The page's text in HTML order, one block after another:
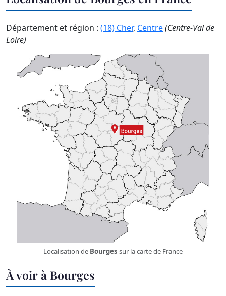
Département et région : (18) Cher, Centre(Centre-Val de
Loire)
Localisation de Bourges sur la carte de France
À voir à Bourges